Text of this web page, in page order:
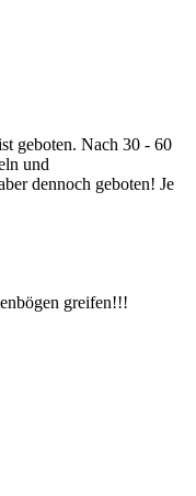
geboten. Nach 30 - 60
und
dennoch geboten! Je
greifen!!!